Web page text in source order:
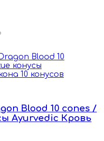
Blood 10 cones /
Ayurvedic Кровь